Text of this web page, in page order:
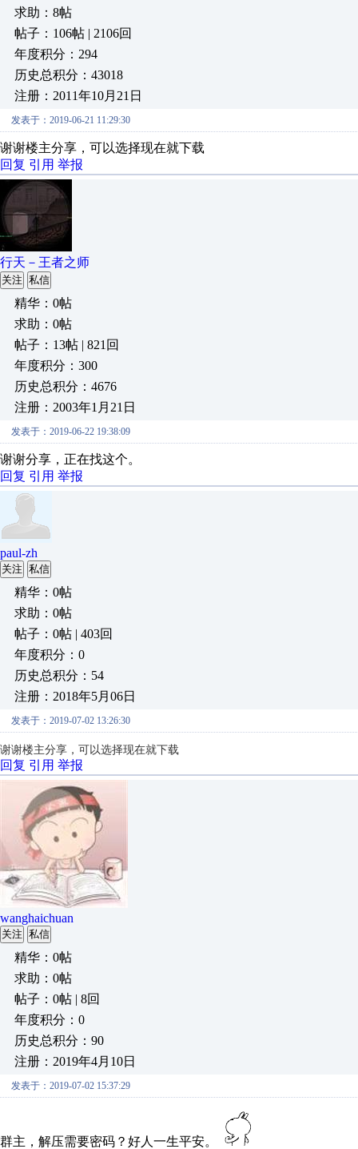
求助：8帖
帖子：106帖 | 2106回
年度积分：294
历史总积分：43018
注册：2011年10月21日
发表于：2019-06-21 11:29:30
谢谢楼主分享，可以选择现在就下载
回复 引用 举报
行天－王者之师
关注 私信
精华：0帖
求助：0帖
帖子：13帖 | 821回
年度积分：300
历史总积分：4676
注册：2003年1月21日
发表于：2019-06-22 19:38:09
谢谢分享，正在找这个。
回复 引用 举报
paul-zh
关注 私信
精华：0帖
求助：0帖
帖子：0帖 | 403回
年度积分：0
历史总积分：54
注册：2018年5月06日
发表于：2019-07-02 13:26:30
谢谢楼主分享，可以选择现在就下载
回复 引用 举报
wanghaichuan
关注 私信
精华：0帖
求助：0帖
帖子：0帖 | 8回
年度积分：0
历史总积分：90
注册：2019年4月10日
发表于：2019-07-02 15:37:29
群主，解压需要密码？好人一生平安。